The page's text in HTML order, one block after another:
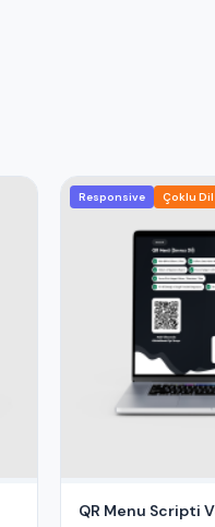
Responsive Çoklu Dil
QR Menu Scripti